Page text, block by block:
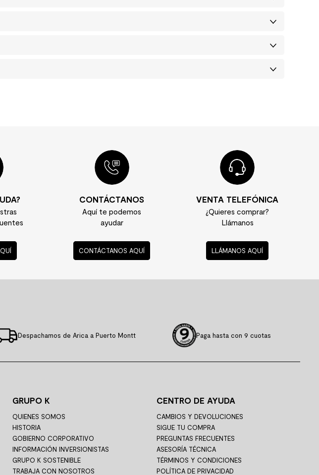
CONTÁCTANOS
Aquí te podemos
ayudar
CONTÁCTANOS AQUÍ
VENTA TELEFÓNICA
¿Quieres comprar?
Llámanos
LLÁMANOS AQUÍ
Despachamos de Arica a Puerto Montt Paga hasta con 9 cuotas
GRUPO K
QUIENES SOMOS
HISTORIA
GOBIERNO CORPORATIVO
INFORMACIÓN INVERSIONISTAS
GRUPO K SOSTENIBLE
TRABAJA CON NOSOTROS
CENTRO DE AYUDA
CAMBIOS Y DEVOLUCIONES
SIGUE TU COMPRA
PREGUNTAS FRECUENTES
ASESORÍA TÉCNICA
TÉRMINOS Y CONDICIONES
POLÍTICA DE PRIVACIDAD